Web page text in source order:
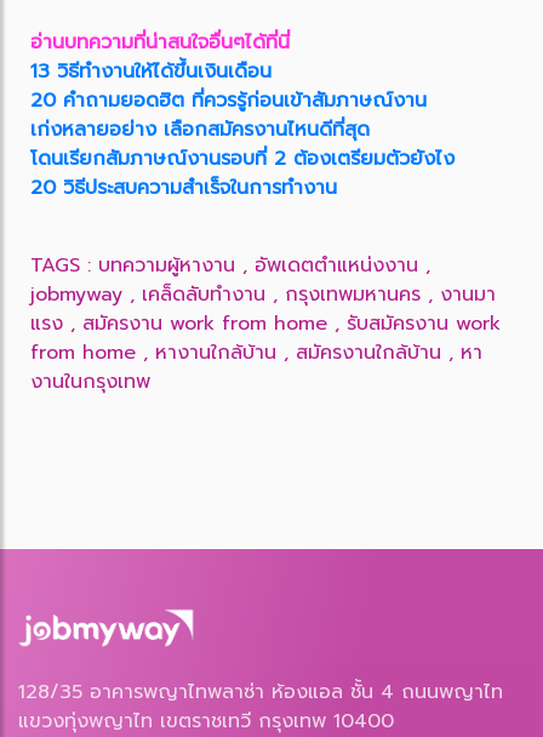
อ่านบทความที่น่าสนใจอื่นๆได้ที่นี่
13 วิธีทำงานให้ได้ขึ้นเงินเดือน
20 คำถามยอดฮิต ที่ควรรู้ก่อนเข้าสัมภาษณ์งาน
เก่งหลายอย่าง เลือกสมัครงานไหนดีที่สุด
โดนเรียกสัมภาษณ์งานรอบที่ 2 ต้องเตรียมตัวยังไง
20 วิธีประสบความสำเร็จในการทำงาน
TAGS : บทความผู้หางาน , อัพเดตตำแหน่งงาน ,
jobmyway , เคล็ดลับทำงาน , กรุงเทพมหานคร , งานมา
แรง , สมัครงาน work from home , รับสมัครงาน work
from home , หางานใกล้บ้าน , สมัครงานใกล้บ้าน , หา
งานในกรุงเทพ
128/35 อาคารพญาไทพลาซ่า ห้องแอล ชั้น 4 ถนนพญาไท
แขวงทุ่งพญาไท เขตราชเทวี กรุงเทพ 10400